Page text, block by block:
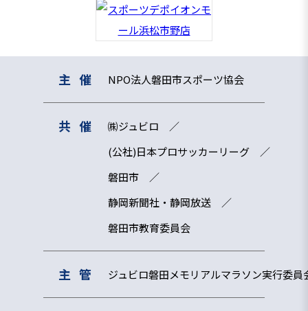
主催 NPO法人磐田市スポーツ協会
共催
㈱ジュビロ
(公社)日本プロサッカーリーグ
磐田市
静岡新聞社・静岡放送
磐田市教育委員会
主管 ジュビロ磐田メモリアルマラソン実行委員